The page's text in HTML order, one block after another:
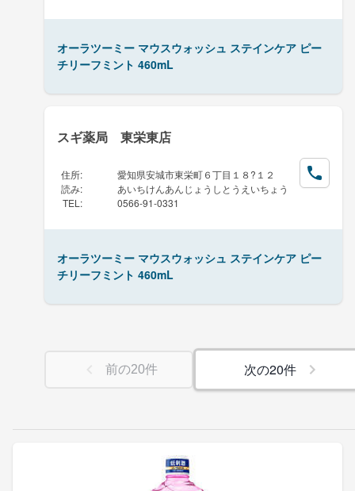
オーラツーミー マウスウォッシュ ステインケア ピー
チリーフミント 460mL
スギ薬局 東栄東店
住所:
愛知県安城市東栄町６丁目１８?１２
読み:
あいちけんあんじょうしとうえいちょう
TEL : 0566-91-0331
オーラツーミー マウスウォッシュ ステインケア ピー
チリーフミント 460mL
前の20件 次の20件